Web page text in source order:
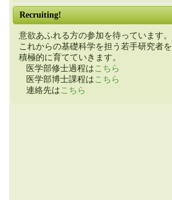
Recruiting!
意欲あふれる方の参加を待っています。
これからの基礎科学を担う若手研究者を
積極的に育てていきます。
医学部修士過程は こちら
医学部博士課程は こちら
連絡先は こちら